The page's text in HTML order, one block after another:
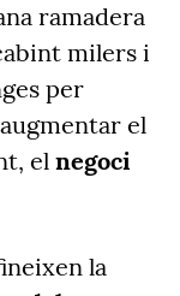
ramadera
milers i
per
el
el negoci
la